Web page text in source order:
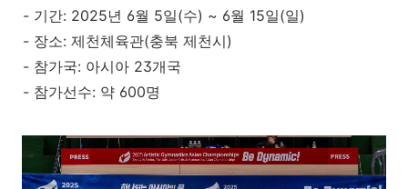
- 기간: 2025년 6월 5일(수) ~ 6월 15일(일)
- 장소: 제천체육관(충북 제천시)
- 참가국: 아시아 23개국
- 참가선수: 약 600명